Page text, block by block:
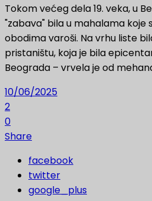
Tokom većeg dela 19. veka, u
"zabava" bila u mahalama koje
obodima varoši. Na vrhu liste
pristaništu, koja je bila
Beograda – vrvela je od
10/06/2025
2
0
Share
facebook
twitter
google_plus